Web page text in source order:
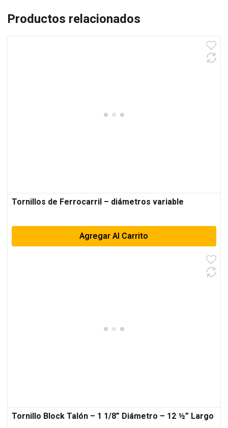
Productos relacionados
Tornillos de Ferrocarril – diámetros variable
Agregar Al Carrito
Tornillo Block Talón – 1 1/8” Diámetro – 12 ½” Largo